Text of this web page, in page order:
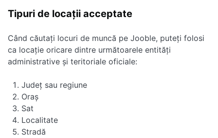
Tipuri de locații acceptate
Când căutați locuri de muncă pe Jooble, puteți folosi
ca locație oricare dintre următoarele entități
administrative și teritoriale oficiale:
Județ sau regiune
Oraș
Sat
Localitate
Stradă